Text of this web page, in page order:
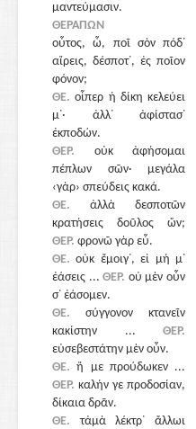
μαντεύμασιν.
ΘΕΡΑΠΩΝ
οὗτος, ὦ, ποῖ σὸν πόδ᾽
αἴρεις, δέσποτ᾽, ἐς ποῖον
φόνον;
ΘΕ. οἷπερ ἡ δίκη κελεύει
μ᾽· ἀλλ᾽ ἀφίστασ᾽
ἐκποδών.
ΘΕΡ. οὐκ ἀφήσομαι
πέπλων σῶν· μεγάλα
‹γὰρ› σπεύδεις κακά.
ΘΕ. ἀλλὰ δεσποτῶν
κρατήσεις δοῦλος ὤν;
ΘΕΡ. φρονῶ γὰρ εὖ.
ΘΕ. οὐκ ἔμοιγ᾽, εἰ μή μ᾽
ἐάσεις ...ΘΕΡ. οὐ μὲν οὖν
σ᾽ ἐάσομεν.
ΘΕ. σύγγονον κτανεῖν
κακίστην ... ΘΕΡ.
εὐσεβεστάτην μὲν οὖν.
ΘΕ. ἥ με προύδωκεν ...
ΘΕΡ. καλήν γε προδοσίαν,
δίκαια δρᾶν.
ΘΕ. τἀμὰ λέκτρ᾽ ἄλλωι